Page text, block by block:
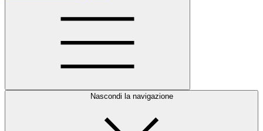
Nascondi la navigazione